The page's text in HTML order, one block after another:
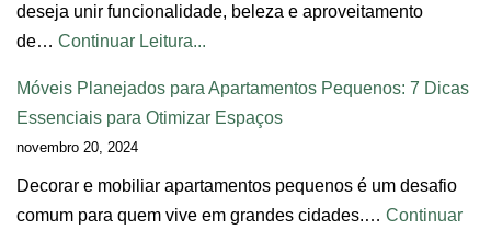
deseja unir funcionalidade, beleza e aproveitamento
de… Continuar Leitura...
Móveis Planejados para Apartamentos Pequenos: 7 Dicas
Essenciais para Otimizar Espaços
novembro 20, 2024
Decorar e mobiliar apartamentos pequenos é um desafio
comum para quem vive em grandes cidades.… Continuar